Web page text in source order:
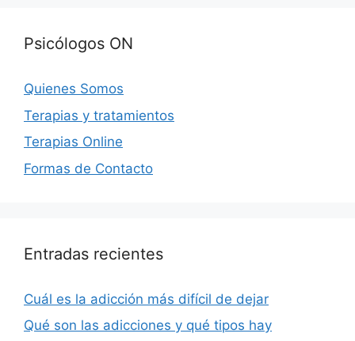
Psicólogos ON
Quienes Somos
Terapias y tratamientos
Terapias Online
Formas de Contacto
Entradas recientes
Cuál es la adicción más difícil de dejar
Qué son las adicciones y qué tipos hay